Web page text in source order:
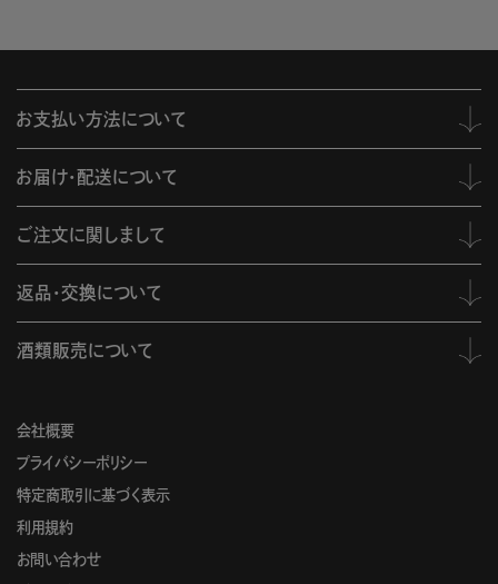
会社概要
プライバシーポリシー
特定商取引に基づく表示
利用規約
お問い合わせ
お支払い方法について
お届け・配送について
ご注文に関しまして
返品・交換について
酒類販売について